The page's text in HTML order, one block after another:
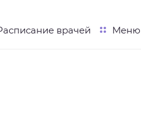
врачей Меню